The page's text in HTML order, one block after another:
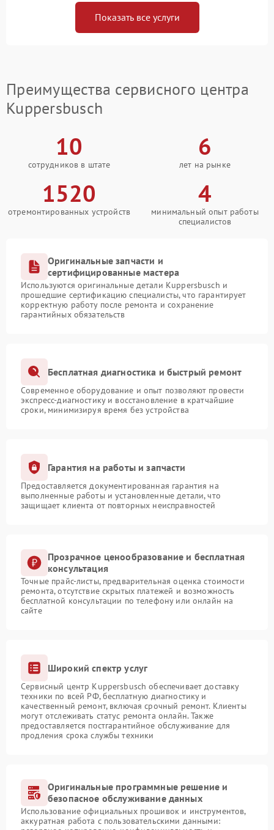
Показать все услуги
Преимущества сервисного центра
Kuppersbusch
10
сотрудников в штате
6
лет на рынке
1520
отремонтированных устройств
4
минимальный опыт работы
специалистов
Оригинальные запчасти и
сертифицированные мастера
Используются оригинальные детали Kuppersbusch и
прошедшие сертификацию специалисты, что гарантирует
корректную работу после ремонта и сохранение
гарантийных обязательств
Бесплатная диагностика и быстрый ремонт
Современное оборудование и опыт позволяют провести
экспресс-диагностику и восстановление в кратчайшие
сроки, минимизируя время без устройства
Гарантия на работы и запчасти
Предоставляется документированная гарантия на
выполненные работы и установленные детали, что
защищает клиента от повторных неисправностей
Прозрачное ценообразование и бесплатная
консультация
Точные прайс-листы, предварительная оценка стоимости
ремонта, отсутствие скрытых платежей и возможность
бесплатной консультации по телефону или онлайн на
сайте
Широкий спектр услуг
Сервисный центр Kuppersbusch обеспечивает доставку
техники по всей РФ, бесплатную диагностику и
качественный ремонт, включая срочный ремонт. Клиенты
могут отслеживать статус ремонта онлайн. Также
предоставляется постгарантийное обслуживание для
продления срока службы техники
Оригинальные программные решение и
безопасное обслуживание данных
Использование официальных прошивок и инструментов,
аккуратная работа с пользовательскими данными: